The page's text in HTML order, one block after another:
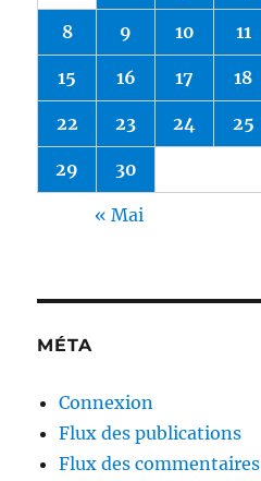
8 9 10 11
15 16 17 18
22 23 24 25
29 30
« Mai
MÉTA
Connexion
Flux des publications
Flux des commentaires